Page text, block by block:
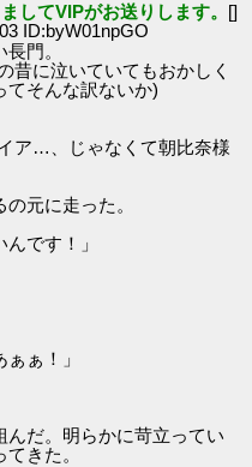
してVIPがお送りします。 []
ID:byW01npGO
門。
昔に泣いていてもおかしく
そんな訳ないか)
ア…、じゃなくて朝比奈様
元に走った。
です！」
ぁ！」
だ。明らかに苛立ってい
きた。